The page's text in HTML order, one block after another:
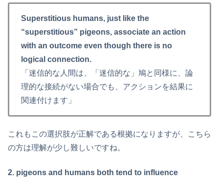
Superstitious humans, just like the
“superstitious” pigeons, associate an action
with an outcome even though there is no
logical connection.
「迷信的な人間は、「迷信的な」鳩と同様に、論
理的な接続がない場合でも、アクションを結果に
関連付けます」
これもこの選択肢が正解である根拠になりますが、こちら
の方は理解が少し難しいですね。
2. pigeons and humans both tend to influence